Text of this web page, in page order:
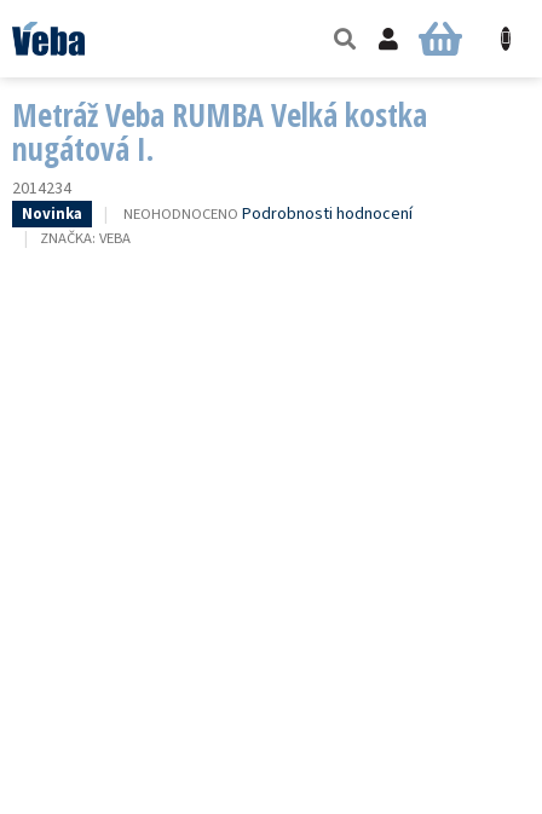
na
obsah
NÁKUPNÍ
Metráž Veba RUMBA Velká kostka
nugátová I.
2014234
Novinka
PRŮMĚRNÉ
HODNOCENÍ
NEOHODNOCENO Podrobnosti hodnocení
ZNAČKA: VEBA